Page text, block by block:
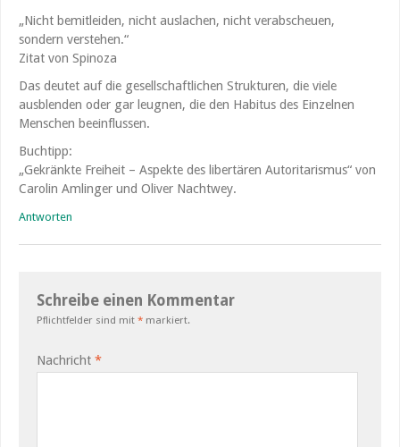
„Nicht bemitleiden, nicht auslachen, nicht verabscheuen,
sondern verstehen.“
Zitat von Spinoza
Das deutet auf die gesellschaftlichen Strukturen, die viele
ausblenden oder gar leugnen, die den Habitus des Einzelnen
Menschen beeinflussen.
Buchtipp:
„Gekränkte Freiheit – Aspekte des libertären Autoritarismus“ von
Carolin Amlinger und Oliver Nachtwey.
Antworten
Schreibe einen Kommentar
Pflichtfelder sind mit * markiert.
Nachricht *